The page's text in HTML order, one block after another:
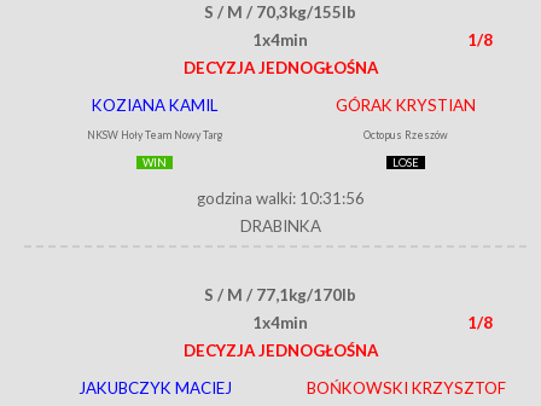
S / M / 70,3kg/155lb
1x4min
1/8
DECYZJA JEDNOGŁOŚNA
KOZIANA KAMIL
NKSW Hoły Team Nowy Targ
WIN
GÓRAK KRYSTIAN
Octopus Rzeszów
LOSE
godzina walki: 10:31:56
DRABINKA
S / M / 77,1kg/170lb
1x4min
1/8
DECYZJA JEDNOGŁOŚNA
JAKUBCZYK MACIEJ
BOŃKOWSKI KRZYSZTOF